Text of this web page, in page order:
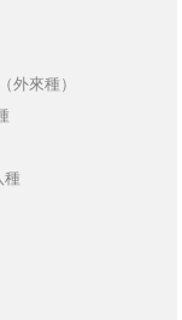
外來種）
種